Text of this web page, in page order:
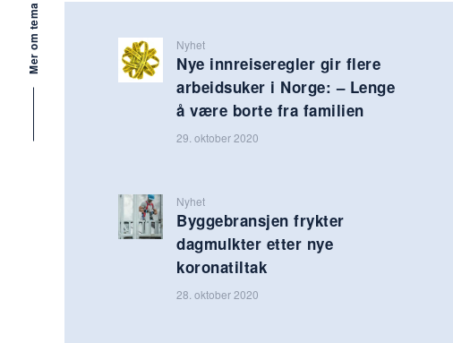
Nyhet
Nye innreiseregler gir flere
arbeidsuker i Norge: – Lenge
å være borte fra familien
29. oktober 2020
Nyhet
Byggebransjen frykter
dagmulkter etter nye
koronatiltak
28. oktober 2020
Mer om tema